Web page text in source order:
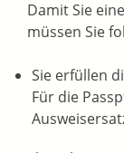
Damit Sie
müssen Sie
Sie erfüllen
Für die